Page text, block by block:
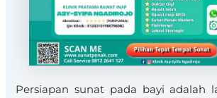
Persiapan sunat pada bayi adalah